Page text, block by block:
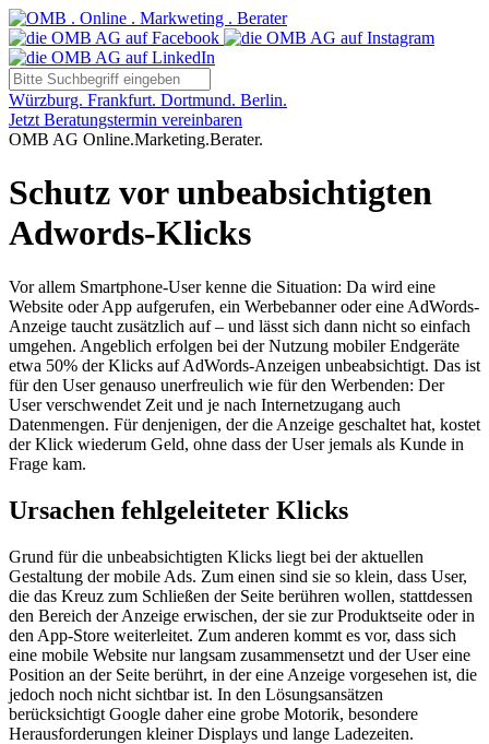
Würzburg. Frankfurt. Dortmund. Berlin.
Jetzt Beratungstermin vereinbaren
OMB AG Online.Marketing.Berater.
Schutz vor unbeabsichtigten
Adwords-Klicks
Vor allem Smartphone-User kenne die Situation: Da wird eine
Website oder App aufgerufen, ein Werbebanner oder eine AdWords-
Anzeige taucht zusätzlich auf – und lässt sich dann nicht so einfach
umgehen. Angeblich erfolgen bei der Nutzung mobiler Endgeräte
etwa 50% der Klicks auf AdWords-Anzeigen unbeabsichtigt. Das ist
für den User genauso unerfreulich wie für den Werbenden: Der
User verschwendet Zeit und je nach Internetzugang auch
Datenmengen. Für denjenigen, der die Anzeige geschaltet hat, kostet
der Klick wiederum Geld, ohne dass der User jemals als Kunde in
Frage kam.
Ursachen fehlgeleiteter Klicks
Grund für die unbeabsichtigten Klicks liegt bei der aktuellen
Gestaltung der mobile Ads. Zum einen sind sie so klein, dass User,
die das Kreuz zum Schließen der Seite berühren wollen, stattdessen
den Bereich der Anzeige erwischen, der sie zur Produktseite oder in
den App-Store weiterleitet. Zum anderen kommt es vor, dass sich
eine mobile Website nur langsam zusammensetzt und der User eine
Position an der Seite berührt, in der eine Anzeige vorgesehen ist, die
jedoch noch nicht sichtbar ist. In den Lösungsansätzen
berücksichtigt Google daher eine grobe Motorik, besondere
Herausforderungen kleiner Displays und lange Ladezeiten.